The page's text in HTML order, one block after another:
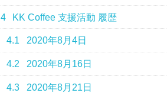
4 KK Coffee 支援活動 履歴
4.1 2020年8月4日
4.2 2020年8月16日
4.3 2020年8月21日